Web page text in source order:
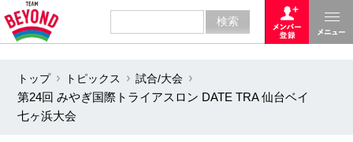
トップ トピックス
試合/大会
第24回 みやぎ国際トライアスロン DATE TRA 仙台ベイ
七ヶ浜大会